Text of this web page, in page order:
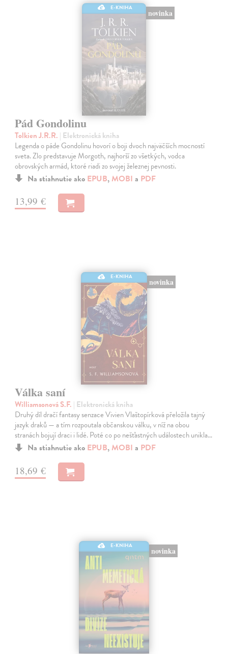
E-KNIHA
novinka
Pád Gondolinu
Tolkien J.R.R. | Elektronická kniha
Legenda o páde Gondolinu hovorí o boji dvoch najväčších mocností
sveta. Zlo predstavuje Morgoth, najhorší zo všetkých, vodca
obrovských armád, ktoré riadi zo svojej železnej pevnosti.
Na stiahnutie ako EPUB, MOBI a PDF
13,99 €
E-KNIHA
novinka
Válka saní
Williamsonová S.F. | Elektronická kniha
Druhý díl dračí fantasy senzace Vivien Vlaštopírková přeložila tajný
jazyk draků — a tím rozpoutala občanskou válku, v níž na obou
stranách bojují draci i lidé. Poté co po nešťastných událostech unikla…
Na stiahnutie ako EPUB, MOBI a PDF
18,69 €
E-KNIHA
novinka